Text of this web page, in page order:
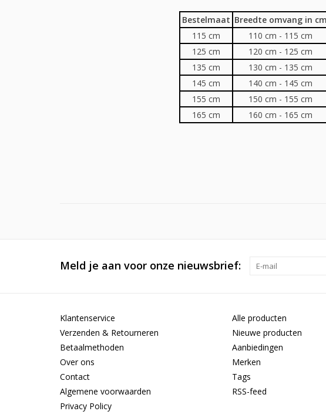
Bestelmaat Breedte omvang in cm
115 cm
110 cm - 115 cm
125 cm
120 cm - 125 cm
135 cm
130 cm - 135 cm
145 cm
140 cm - 145 cm
155 cm
150 cm - 155 cm
165 cm
160 cm - 165 cm
Meld je aan voor onze nieuwsbrief:
Klantenservice
Verzenden & Retourneren
Betaalmethoden
Over ons
Contact
Algemene voorwaarden
Privacy Policy
Alle producten
Nieuwe producten
Aanbiedingen
Merken
Tags
RSS-feed